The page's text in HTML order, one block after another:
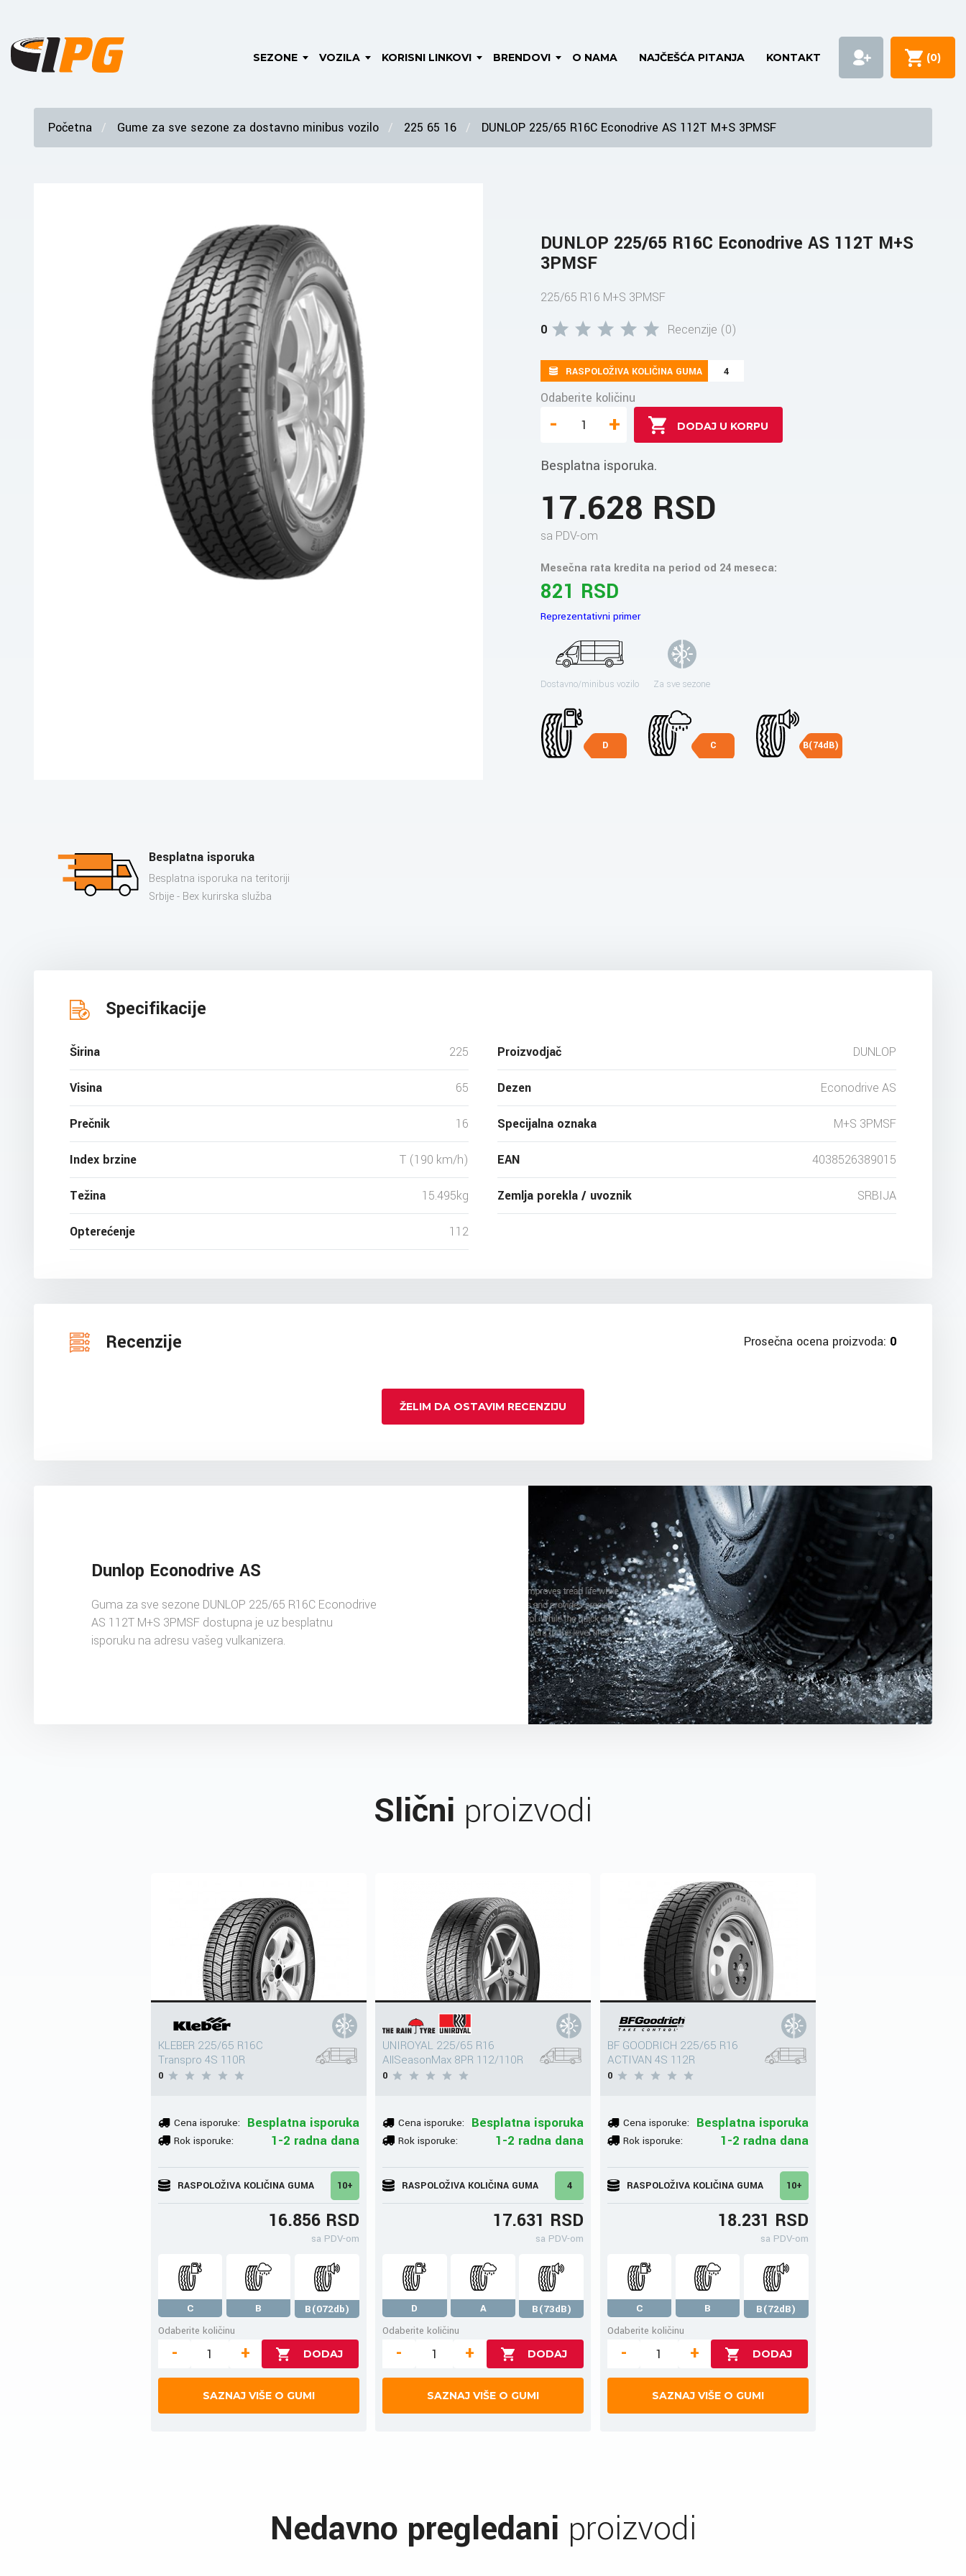
SEZONE VOZILA KORISNI LINKOVI BRENDOVI O NAMA NAJČEŠĆA PITANJA KONTAKT (0)
Početna Gume za sve sezone za dostavno minibus vozilo 225 65 16 DUNLOP 225/65 R16C Econodrive AS 112T M+S 3PMSF
DUNLOP 225/65 R16C Econodrive AS 112T M+S
3PMSF
225/65 R16 M+S 3PMSF
0
Recenzije (0)
RASPOLOŽIVA KOLIČINA GUMA 4
Odaberite količinu
- +
Besplatna isporuka.
17.628 RSD
sa PDV-om
Mesečna rata kredita na period od 24 meseca:
821 RSD
Reprezentativni primer
Dostavno/minibus vozilo Za sve sezone
D C B(74dB)
Besplatna isporuka
Besplatna isporuka na teritoriji
Srbije - Bex kurirska služba
Specifikacije
Širina 225
Visina 65
Prečnik 16
Index brzine T (190 km/h)
Težina 15.495kg
Opterećenje 112
Proizvodjač DUNLOP
Dezen Econodrive AS
Specijalna oznaka M+S 3PMSF
EAN 4038526389015
Zemlja porekla / uvoznik SRBIJA
Recenzije Prosečna ocena proizvoda: 0
ŽELIM DA OSTAVIM RECENZIJU
Dunlop Econodrive AS
Guma za sve sezone DUNLOP 225/65 R16C Econodrive
AS 112T M+S 3PMSF dostupna je uz besplatnu
isporuku na adresu vašeg vulkanizera.
Slični proizvodi
KLEBER 225/65 R16C
Transpro 4S 110R
0
Cena isporuke: Besplatna isporuka
Rok isporuke: 1-2 radna dana
RASPOLOŽIVA KOLIČINA GUMA 10+
16.856 RSD
sa PDV-om
C B
B(072db)
Odaberite količinu
- +
SAZNAJ VIŠE O GUMI
UNIROYAL 225/65 R16
AllSeasonMax 8PR 112/110R
0
Cena isporuke: Besplatna isporuka
Rok isporuke: 1-2 radna dana
RASPOLOŽIVA KOLIČINA GUMA 4
17.631 RSD
sa PDV-om
D A
B(73dB)
Odaberite količinu
- +
SAZNAJ VIŠE O GUMI
BF GOODRICH 225/65 R16
ACTIVAN 4S 112R
0
Cena isporuke: Besplatna isporuka
Rok isporuke: 1-2 radna dana
RASPOLOŽIVA KOLIČINA GUMA 10+
18.231 RSD
sa PDV-om
C B
B(72dB)
Odaberite količinu
- +
SAZNAJ VIŠE O GUMI
Nedavno pregledani proizvodi